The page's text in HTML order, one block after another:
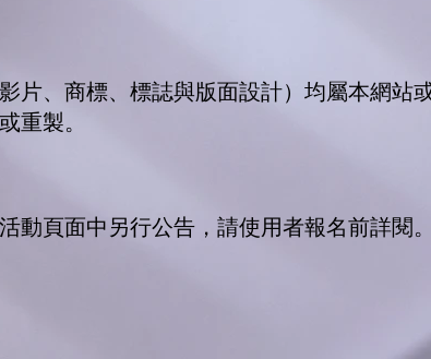
片、商標、標誌與版面設計）均屬本網站
重製。
頁面中另行公告，請使用者報名前詳閱。